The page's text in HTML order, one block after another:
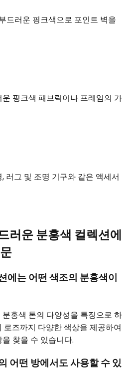
드러운 핑크색으로 포인트 벽을
핑크색 패브릭이나 프레임의 가
러그 및 조명 기구와 같은 액세서
러운 분홍색 컬렉션에
에는 어떤 색조의 분홍색이
홍색 톤의 다양성을 특징으로 하
로즈까지 다양한 색상을 제공하여
찾을 수 있습니다.
어떤 방에서도 사용할 수 있